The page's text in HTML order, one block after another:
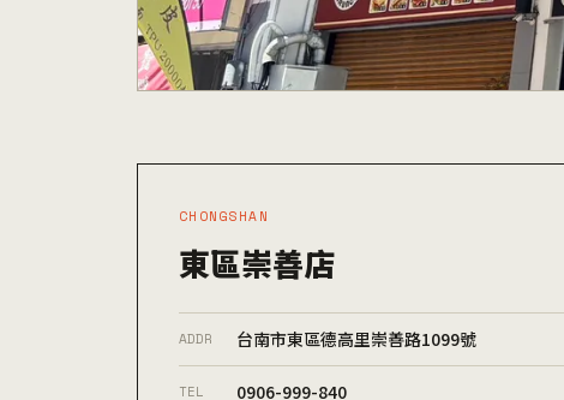
CHONGSHAN
東區崇善店
ADDR 台南市東區德高里崇善路1099號
TEL 0906-999-840